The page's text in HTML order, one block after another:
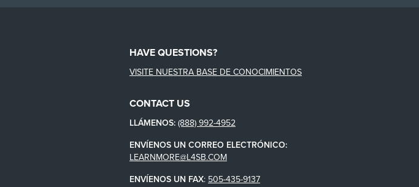
HAVE QUESTIONS?
VISITE NUESTRA BASE DE CONOCIMIENTOS
CONTACT US
LLÁMENOS: (888) 992-4952
ENVÍENOS UN CORREO ELECTRÓNICO:
LEARNMORE@L4SB.COM
ENVÍENOS UN FAX: 505-435-9137